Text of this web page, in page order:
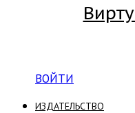
ВОЙТИ
ИЗДАТЕЛЬСТВО